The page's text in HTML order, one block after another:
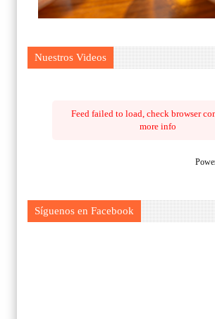
Nuestros Videos
Feed failed to load, check browser
more info
Síguenos en Facebook